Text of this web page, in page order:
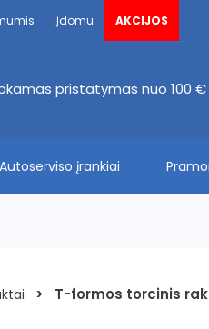
Įdomu AKCIJOS
pristatymas nuo 100 €
Autoserviso įrankiai
> T-formos torcinis